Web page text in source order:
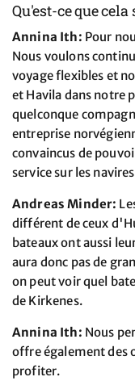
Qu'est-ce que
Annina Ith: Pour
Nous voulons
voyage flexibles et
et Havila dans notre
quelconque
entreprise
convaincus de
service sur les
Andreas Minder:
différent de ceux
bateaux ont aussi
aura donc pas de
on peut voir quel
de Kirkenes.
Annina Ith: Nous
offre également des
profiter.